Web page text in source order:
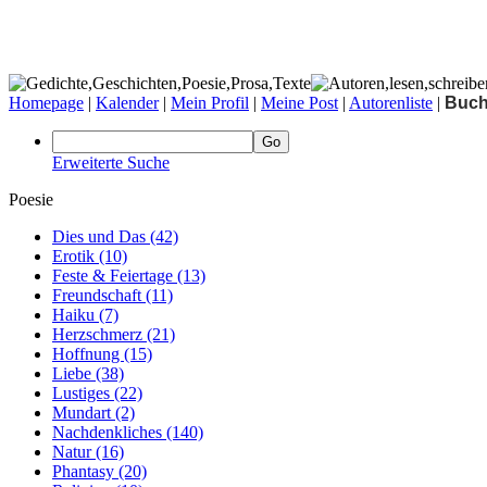
Homepage | Kalender| Mein Profil | Meine Post | Autorenliste |
Erweiterte Suche
Poesie
Dies und Das (42)
Erotik (10)
Feste & Feiertage (13)
Freundschaft (11)
Haiku (7)
Herzschmerz (21)
Hoffnung (15)
Liebe (38)
Lustiges (22)
Mundart (2)
Nachdenkliches (140)
Natur(16)
Phantasy (20)